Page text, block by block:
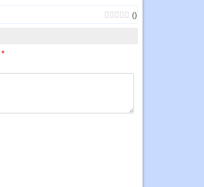
()
*